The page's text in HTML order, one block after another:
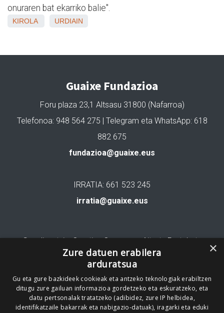
onuraren bat ekarriko balie".
KIROLA URDIAIN
Guaixe Fundazioa
Foru plaza 23,1 Altsasu 31800 (Nafarroa)
Telefonoa: 948 564 275 | Telegram eta WhatsApp: 618
882 675
fundazioa@guaixe.eus
IRRATIA: 661 523 245
irratia@guaixe.eus
Gure lizentzia: Creative Commons Aitortu Partekatu
Codesyntaxek garatua
×
Zure datuen erabilera
arduratsua
Gu eta gure bazkideek cookieak eta antzeko teknologiak erabiltzen
ditugu zure gailuan informazioa gordetzeko eta eskuratzeko, eta
datu pertsonalak tratatzeko (adibidez, zure IP helbidea,
identifikatzaile bakarrak eta nabigazio-datuak), iragarki eta eduki